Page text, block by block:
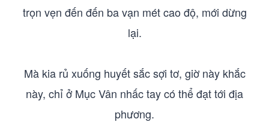
trọn vẹn đến đến ba vạn mét cao độ, mới dừng
lại.
Mà kia rủ xuống huyết sắc sợi tơ, giờ này khắc
này, chỉ ở Mục Vân nhấc tay có thể đạt tới địa
phương.